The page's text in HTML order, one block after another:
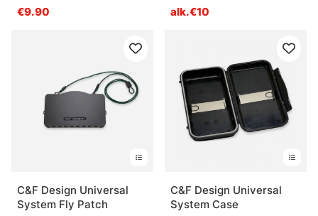
Compartments
205x145x28mm - Clear
€9.90 alk.€10
C&F Design Universal
System Fly Patch
C&F Design Universal
System Case